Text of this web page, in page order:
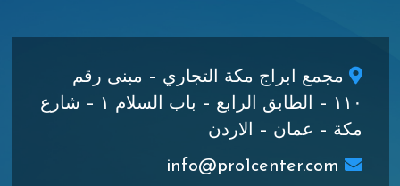
مجمع ابراج مكة التجاري – مبنى رقم
١١٠ – الطابق الرابع – باب السلام ١ – شارع
مكة – عمان – الاردن